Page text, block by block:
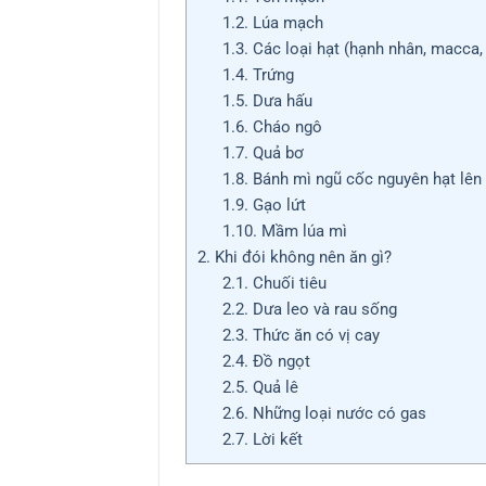
1.2. Lúa mạch
1.3. Các loại hạt (hạnh nhân,
1.4. Trứng
1.5. Dưa hấu
1.6. Cháo ngô
1.7. Quả bơ
1.8. Bánh mì ngũ cốc nguyên hạt lên
1.9. Gạo lứt
1.10. Mầm lúa mì
2. Khi đói không nên ăn gì?
2.1. Chuối tiêu
2.2. Dưa leo và rau sống
2.3. Thức ăn có vị cay
2.4. Đồ ngọt
2.5. Quả lê
2.6. Những loại nước có gas
2.7. Lời kết